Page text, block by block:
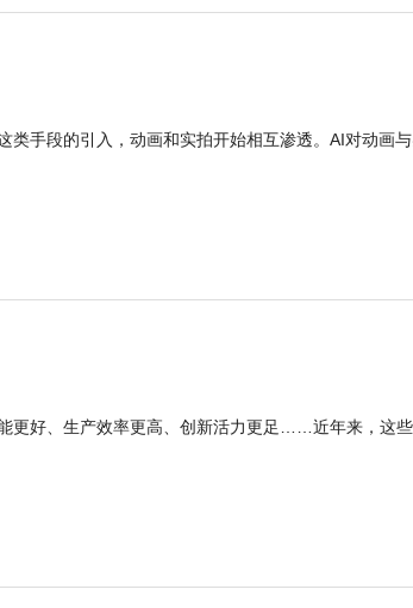
手段的引入，动画和实拍开始相互渗透。AI对动画
更好、生产效率更高、创新活力更足……近年来，这